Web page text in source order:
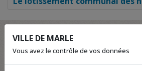
VILLE DE MARLE
Vous avez le contrôle de vos données